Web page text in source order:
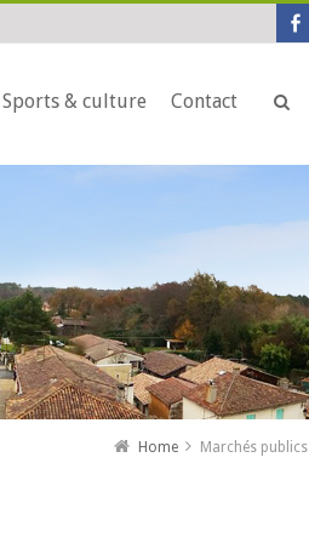
Sports & culture Contact
Home Marchés publics